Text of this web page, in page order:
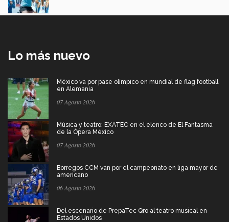
Lo más nuevo
México va por pase olímpico en mundial de flag football
en Alemania
07 Agosto 2026
Música y teatro: EXATEC en el elenco de El Fantasma
de la Ópera México
07 Agosto 2026
Borregos CCM van por el campeonato en liga mayor de
americano
06 Agosto 2026
Del escenario de PrepaTec Qro al teatro musical en
Estados Unidos